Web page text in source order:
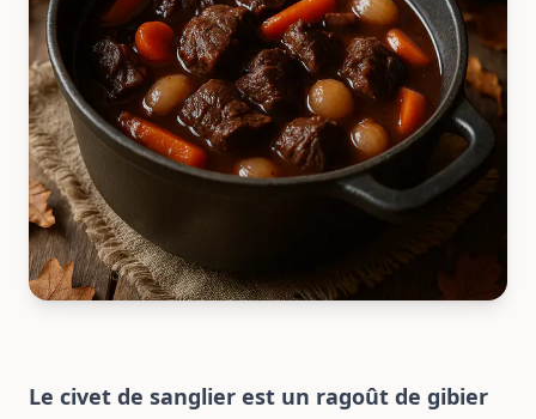
Le civet de sanglier est un ragoût de gibier